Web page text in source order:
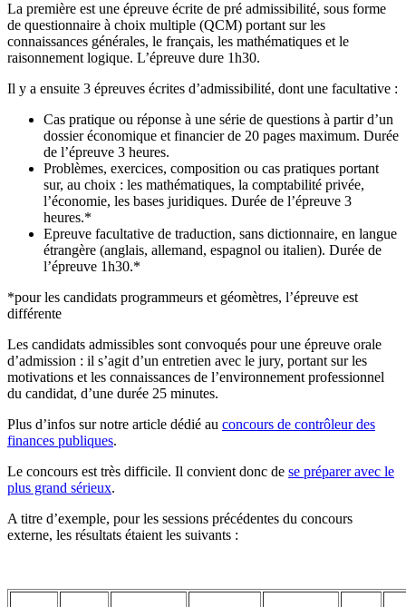
La première est une épreuve écrite de pré admissibilité, sous forme
de questionnaire à choix multiple (QCM) portant sur les
connaissances générales, le français, les mathématiques et le
raisonnement logique. L’épreuve dure 1h30.
Il y a ensuite 3 épreuves écrites d’admissibilité, dont une facultative :
Cas pratique ou réponse à une série de questions à partir d’un
dossier économique et financier de 20 pages maximum. Durée
de l’épreuve 3 heures.
Problèmes, exercices, composition ou cas pratiques portant
sur, au choix : les mathématiques, la comptabilité privée,
l’économie, les bases juridiques. Durée de l’épreuve 3
heures.*
Epreuve facultative de traduction, sans dictionnaire, en langue
étrangère (anglais, allemand, espagnol ou italien). Durée de
l’épreuve 1h30.*
*pour les candidats programmeurs et géomètres, l’épreuve est
différente
Les candidats admissibles sont convoqués pour une épreuve orale
d’admission : il s’agit d’un entretien avec le jury, portant sur les
motivations et les connaissances de l’environnement professionnel
du candidat, d’une durée 25 minutes.
Plus d’infos sur notre article dédié au concours de contrôleur des
finances publiques.
Le concours est très difficile. Il convient donc de se préparer avec le
plus grand sérieux.
A titre d’exemple, pour les sessions précédentes du concours
externe, les résultats étaient les suivants :